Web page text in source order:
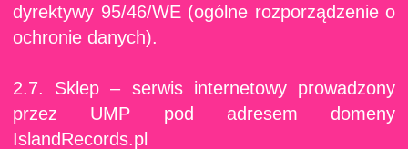
dyrektywy 95/46/WE (ogólne rozporządzenie o
ochronie danych).
2.7. Sklep – serwis internetowy prowadzony
przez UMP pod adresem domeny
IslandRecords.pl